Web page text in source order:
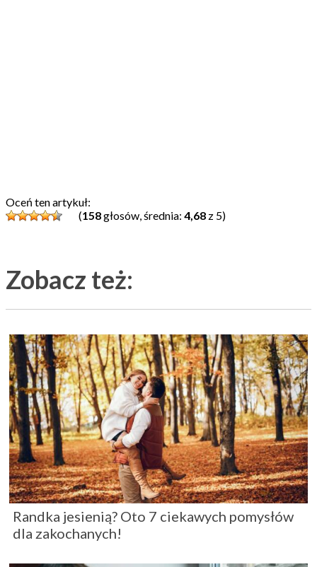
Oceń ten artykuł:
(158głosów, średnia: 4,68 z 5)
Zobacz też:
Randka jesienią? Oto 7 ciekawych pomysłów
dla zakochanych!